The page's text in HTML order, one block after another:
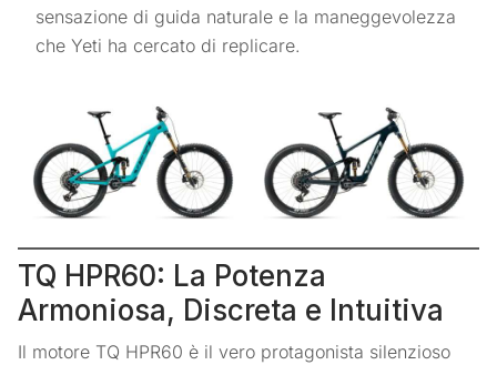
sensazione di guida naturale e la maneggevolezza
che Yeti ha cercato di replicare.
TQ HPR60: La Potenza
Armoniosa, Discreta e Intuitiva
Il motore TQ HPR60 è il vero protagonista silenzioso